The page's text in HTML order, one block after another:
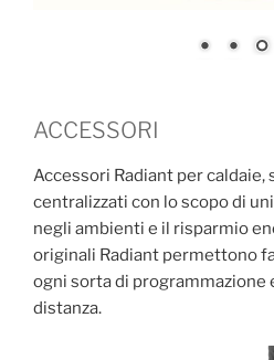
ACCESSORI
Accessori Radiant per caldaie,
centralizzati con lo scopo di
negli ambienti e il risparmio
originali Radiant permettono
ogni sorta di programmazione
distanza.